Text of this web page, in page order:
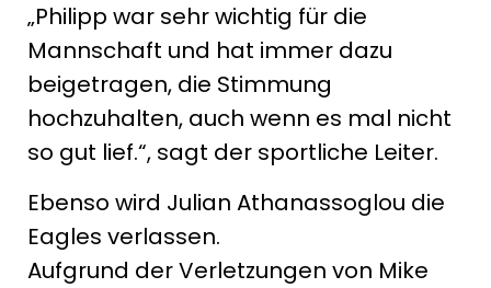
„Philipp war sehr wichtig für die
Mannschaft und hat immer dazu
beigetragen, die Stimmung
hochzuhalten, auch wenn es mal nicht
so gut lief.“, sagt der sportliche Leiter.
Ebenso wird Julian Athanassoglou die
Eagles verlassen.
Aufgrund der Verletzungen von Mike